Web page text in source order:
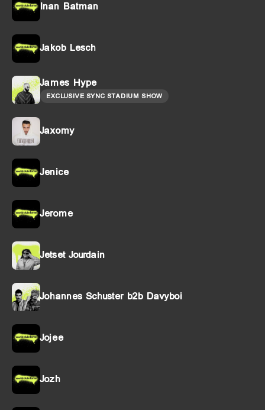
Inan Batman
Jakob Lesch
James Hype
EXCLUSIVE SYNC STADIUM SHOW
Jaxomy
Jenice
Jerome
Jetset Jourdain
Johannes Schuster b2b Davyboi
Jojee
Jozh